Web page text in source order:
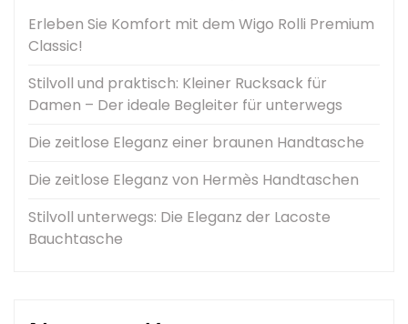
Erleben Sie Komfort mit dem Wigo Rolli Premium
Classic!
Stilvoll und praktisch: Kleiner Rucksack für
Damen – Der ideale Begleiter für unterwegs
Die zeitlose Eleganz einer braunen Handtasche
Die zeitlose Eleganz von Hermès Handtaschen
Stilvoll unterwegs: Die Eleganz der Lacoste
Bauchtasche